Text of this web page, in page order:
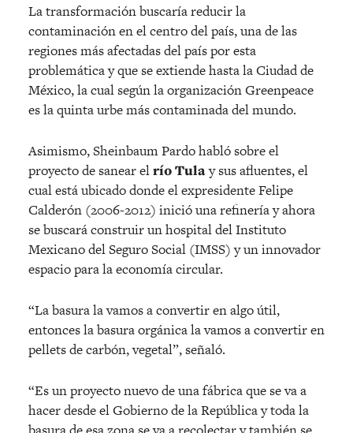
La transformación buscaría reducir la
contaminación en el centro del país, una de las
regiones más afectadas del país por esta
problemática y que se extiende hasta la Ciudad de
México, la cual según la organización Greenpeace
es la quinta urbe más contaminada del mundo.
Asimismo, Sheinbaum Pardo habló sobre el
proyecto de sanear elrío Tulay sus afluentes, el
cual está ubicado donde el expresidente Felipe
Calderón (2006-2012) inició una refinería y ahora
se buscará construir un hospital del Instituto
Mexicano del Seguro Social (IMSS) y un innovador
espacio para la economía circular.
“La basura la vamos a convertir en algo útil,
entonces la basura orgánica la vamos a convertir en
pellets de carbón, vegetal”, señaló.
“Es un proyecto nuevo de una fábrica que se va a
hacer desde el Gobierno de la República y toda la